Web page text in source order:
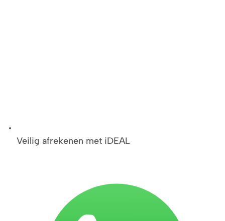
Veilig afrekenen met iDEAL